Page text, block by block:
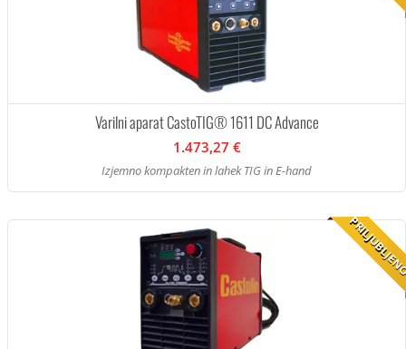
Varilni aparat CastoTIG® 1611 DC Advance
1.473,27 €
Izjemno kompakten in lahek TIG in E-hand